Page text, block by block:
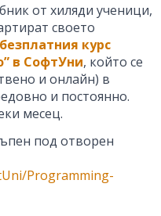
от хиляди ученици,
своето
безплатния курс
в СофтУни, който се
и онлайн) в
и постоянно.
месец.
под отворен
Programming-